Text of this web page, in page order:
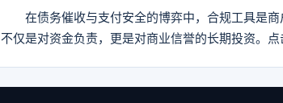
在债务催收与支付安全的博弈中，合规工具是商
不仅是对资金负责，更是对商业信誉的长期投资。点